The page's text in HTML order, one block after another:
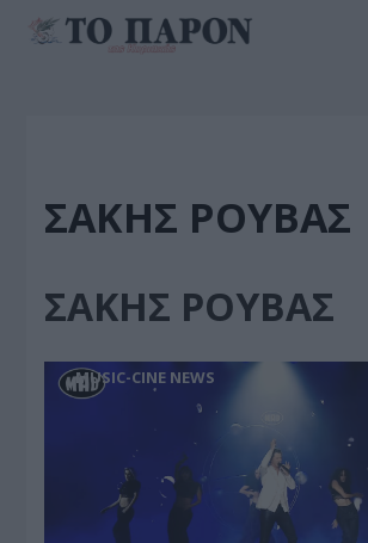
ΣΑΚΗΣ ΡΟΥΒΑΣ
ΣΑΚΗΣ ΡΟΥΒΑΣ
MUSIC-CINE NEWS